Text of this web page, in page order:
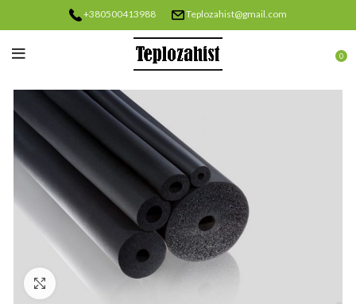
+380500413988 Teplozahist@gmail.com
0